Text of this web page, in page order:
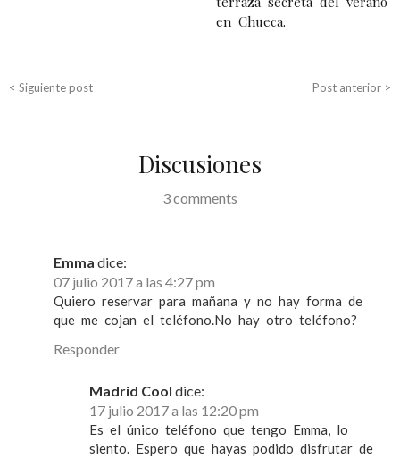
en Chueca.
ó
Post anterior >
< Siguiente post
Discusiones
3 comments
Emma dice:
07 julio 2017 a las 4:27 pm
Quiero reservar para mañana y no hay forma de
que me cojan el teléfono.No hay otro teléfono?
Responder
Madrid Cool dice:
17 julio 2017 a las 12:20 pm
Es el único teléfono que tengo Emma, lo
siento. Espero que hayas podido disfrutar de